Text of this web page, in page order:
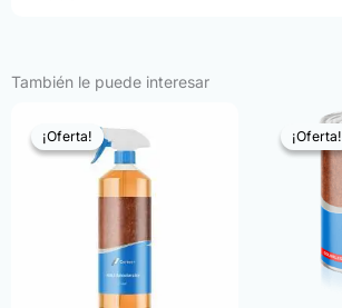
También le puede interesar
¡Oferta!
¡Oferta! ¡Oferta!
¡Oferta!